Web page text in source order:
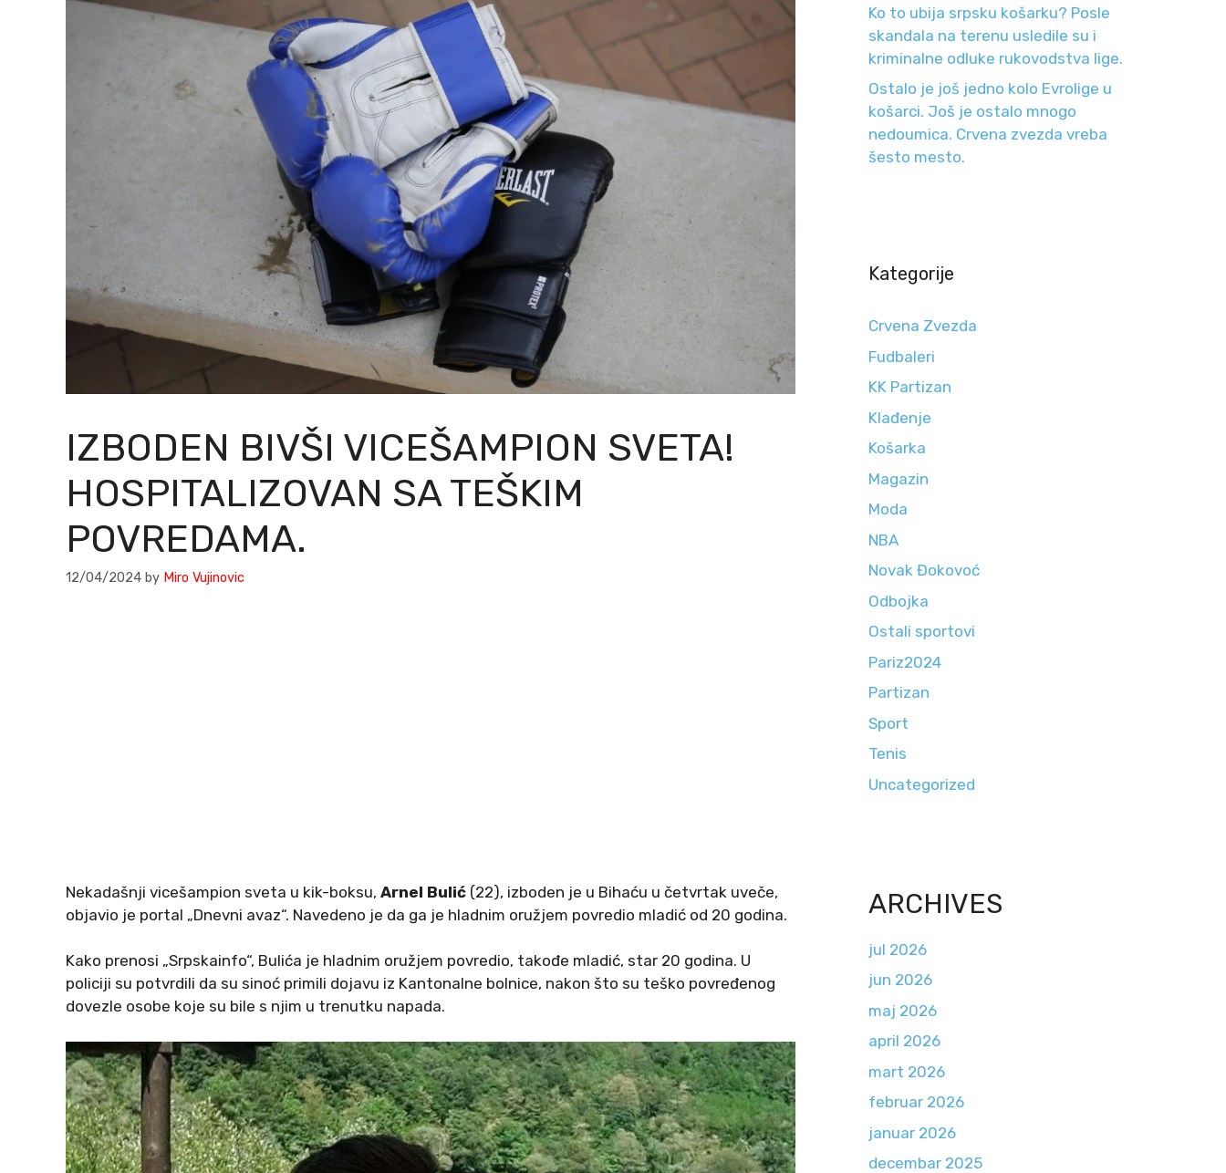
IZBODEN BIVŠI VICEŠAMPION SVETA!
HOSPITALIZOVAN SA TEŠKIM
POVREDAMA.
12/04/2024 by Miro Vujinovic
Nekadašnji vicešampion sveta u kik-boksu, Arnel Bulić (22), izboden je u Bihaću u četvrtak uveče,
objavio je portal „Dnevni avaz“. Navedeno je da ga je hladnim oružjem povredio mladić od 20 godina.
Kako prenosi „Srpskainfo“, Bulića je hladnim oružjem povredio, takođe mladić, star 20 godina. U
policiji su potvrdili da su sinoć primili dojavu iz Kantonalne bolnice, nakon što su teško povređenog
dovezle osobe koje su bile s njim u trenutku napada.
Ko to ubija srpsku košarku? Posle
skandala na terenu usledile su i
kriminalne odluke rukovodstva lige.
Ostalo je još jedno kolo Evrolige u
košarci. Još je ostalo mnogo
nedoumica. Crvena zvezda vreba
šesto mesto.
Kategorije
Crvena Zvezda
Fudbaleri
KK Partizan
Klađenje
Košarka
Magazin
Moda
NBA
Novak Đokovoć
Odbojka
Ostali sportovi
Pariz2024
Partizan
Sport
Tenis
Uncategorized
ARCHIVES
jul 2026
jun 2026
maj 2026
april 2026
mart 2026
februar 2026
januar 2026
decembar 2025